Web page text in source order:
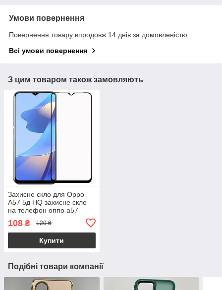
Умови повернення
Повернення товару впродовж 14 днів за домовленістю
Всі умови повернення
З цим товаром також замовляють
Захисне скло для Oppo
A57 5д HQ захисне скло
на телефон оппо а57
108 ₴ 120 ₴
Купити
Подібні товари компанії